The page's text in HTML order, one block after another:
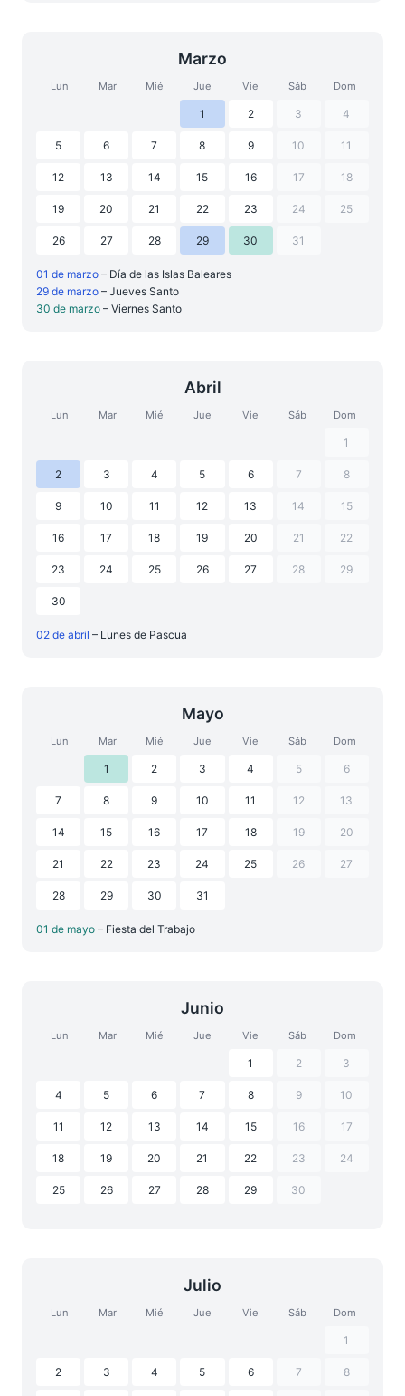
Marzo
Lun Mar Mié Jue Vie Sáb Dom
1 2 3 4
5 6 7 8 9 10 11
12 13 14 15 16 17 18
19 20 21 22 23 24 25
26 27 28 29 30 31
01 de marzo – Día de las Islas Baleares
29 de marzo – Jueves Santo
30 de marzo – Viernes Santo
Abril
Lun Mar Mié Jue Vie Sáb Dom
1
2 3 4 5 6 7 8
9 10 11 12 13 14 15
16 17 18 19 20 21 22
23 24 25 26 27 28 29
30
02 de abril – Lunes de Pascua
Mayo
Lun Mar Mié Jue Vie Sáb Dom
1 2 3 4 5 6
7 8 9 10 11 12 13
14 15 16 17 18 19 20
21 22 23 24 25 26 27
28 29 30 31
01 de mayo – Fiesta del Trabajo
Junio
Lun Mar Mié Jue Vie Sáb Dom
1 2 3
4 5 6 7 8 9 10
11 12 13 14 15 16 17
18 19 20 21 22 23 24
25 26 27 28 29 30
Julio
Lun Mar Mié Jue Vie Sáb Dom
1
2 3 4 5 6 7 8